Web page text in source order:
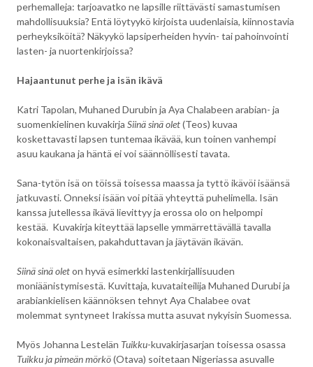
perhemalleja: tarjoavatko ne lapsille riittävästi samastumisen
mahdollisuuksia? Entä löytyykö kirjoista uudenlaisia, kiinnostavia
perheyksiköitä? Näkyykö lapsiperheiden hyvin- tai pahoinvointi
lasten- ja nuortenkirjoissa?
Hajaantunut perhe ja isän ikävä
Katri Tapolan, Muhaned Durubin ja Aya Chalabeen arabian- ja
suomenkielinen kuvakirja Siinä sinä olet(Teos) kuvaa
koskettavasti lapsen tuntemaa ikävää, kun toinen vanhempi
asuu kaukana ja häntä ei voi säännöllisesti tavata.
Sana-tytön isä on töissä toisessa maassa ja tyttö ikävöi isäänsä
jatkuvasti. Onneksi isään voi pitää yhteyttä puhelimella. Isän
kanssa jutellessa ikävä lievittyy ja erossa olo on helpompi
kestää. Kuvakirja kiteyttää lapselle ymmärrettävällä tavalla
kokonaisvaltaisen, pakahduttavan ja jäytävän ikävän.
Siinä sinä oleton hyvä esimerkki lastenkirjallisuuden
moniäänistymisestä. Kuvittaja, kuvataiteilija Muhaned Durubi ja
arabiankielisen käännöksen tehnyt Aya Chalabee ovat
molemmat syntyneet Irakissa mutta asuvat nykyisin Suomessa.
Myös Johanna Lestelän Tuikku-kuvakirjasarjan toisessa osassa
Tuikku ja pimeän mörkö(Otava) soitetaan Nigeriassa asuvalle